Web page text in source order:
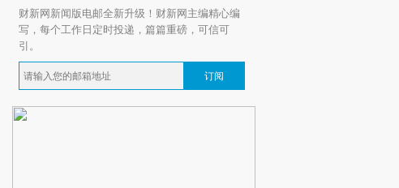
财新网新闻版电邮全新升级！财新网主编精心编
写，每个工作日定时投递，篇篇重磅，可信可
引。
订阅